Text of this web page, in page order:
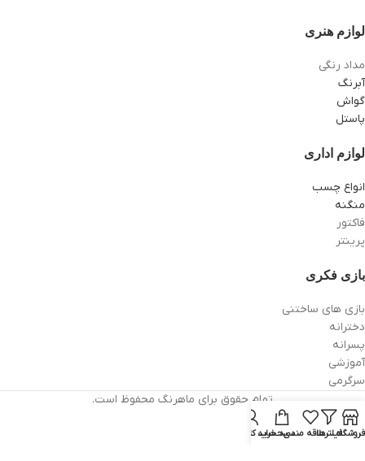
لوازم هنری
مداد رنگی
آبرنگ
گواش
پاستل
لوازم اداری
انواع چسب
منگنه
فاکتور
پرینتر
بازی فکری
بازی های ساختنی
دخترانه
پسرانه
آموزشی
سرگرمی
تمام حقوق برای ماهرنگ محفوظ است.
فروشگاهفیلترهاعلاقه مندیسبد خرید
حساب کاربری من